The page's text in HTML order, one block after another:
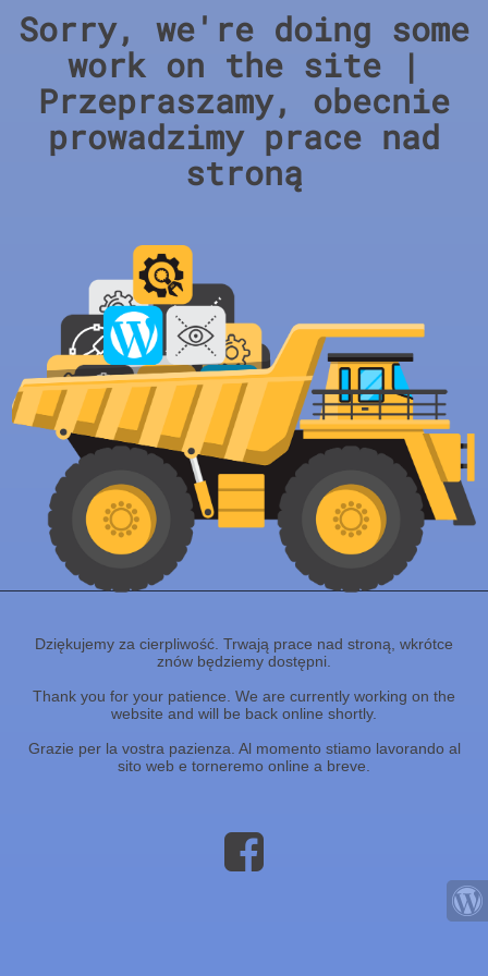
Sorry, we're doing some
work on the site |
Przepraszamy, obecnie
prowadzimy prace nad
stroną
Dziękujemy za cierpliwość. Trwają prace nad stroną, wkrótce
znów będziemy dostępni.
Thank you for your patience. We are currently working on the
website and will be back online shortly.
Grazie per la vostra pazienza. Al momento stiamo lavorando al
sito web e torneremo online a breve.